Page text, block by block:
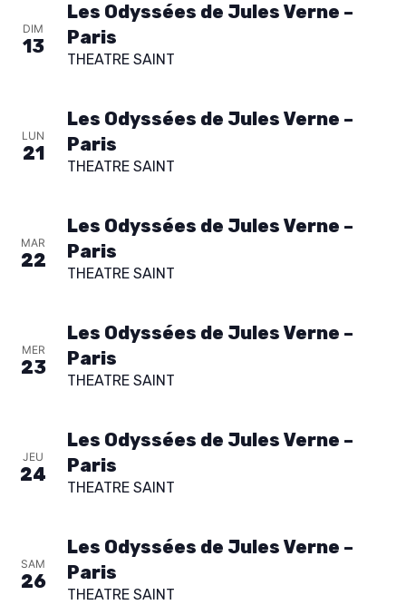
AGENDA
SPECTACLE
À PROPOS
CONTACT
d
DIM
13
Les Odyssées de Jules Verne –
Paris
THEATRE SAINT
LUN
21
Les Odyssées de Jules Verne –
Paris
THEATRE SAINT
MAR
22
Les Odyssées de Jules Verne –
Paris
THEATRE SAINT
MER
23
Les Odyssées de Jules Verne –
Paris
THEATRE SAINT
JEU
24
Les Odyssées de Jules Verne –
Paris
THEATRE SAINT
SAM
26
Les Odyssées de Jules Verne –
Paris
THEATRE SAINT